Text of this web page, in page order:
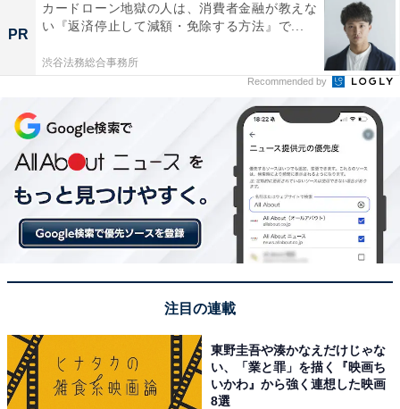
【今日チェックしたい】Anker Soundcoreの人気
商品5選
Anker Soundcore「D1202」
Anker Soundcore P31i ブラック
Amazonで見る
PR
カードローン地獄の人は、消費者金融が教えな
い『返済停止して減額・免除する方法』で...
渋谷法務総合事務所
Recommended by
注目の連載
東野圭吾や湊かなえだけじゃな
い、「業と罪」を描く『映画ち
いかわ』から強く連想した映画
8選